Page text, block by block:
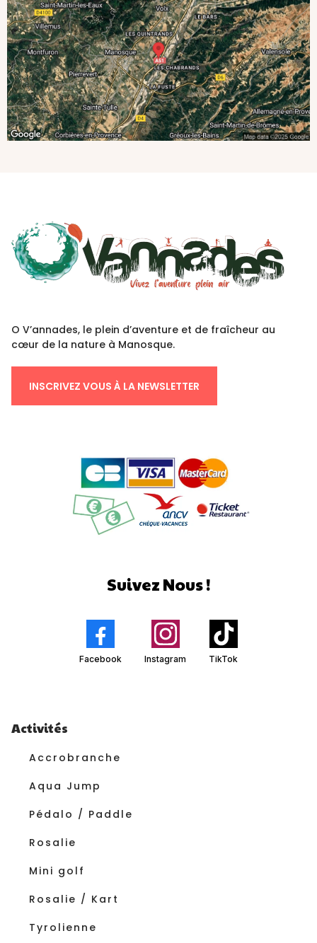
O V’annades, le plein d’aventure et de fraîcheur au
cœur de la nature à Manosque.
INSCRIVEZ VOUS À LA NEWSLETTER
Suivez Nous !
Facebook Instagram TikTok
Activités
Accrobranche
Aqua Jump
Pédalo / Paddle
Rosalie
Mini golf
Rosalie / Kart
Tyrolienne